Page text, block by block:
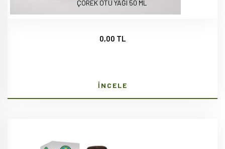
ÇÖREK OTU YAĞI 50 ML
0,00 TL
İNCELE